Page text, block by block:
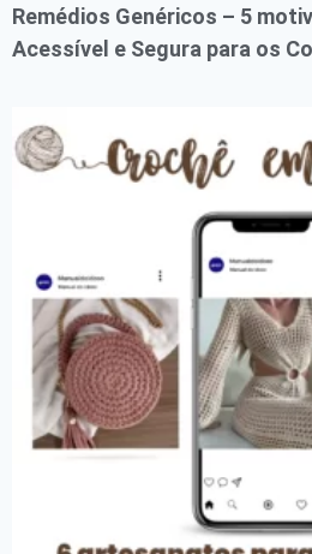
Remédios Genéricos – 5
Acessível e Segura para os